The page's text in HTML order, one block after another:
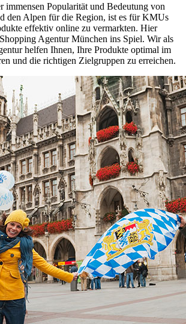
immensen Popularität und Bedeutung von
den Alpen für die Region, ist es für KMUs
effektiv online zu vermarkten. Hier
Agentur München ins Spiel. Wir als
helfen Ihnen, Ihre Produkte optimal im
und die richtigen Zielgruppen zu erreichen.